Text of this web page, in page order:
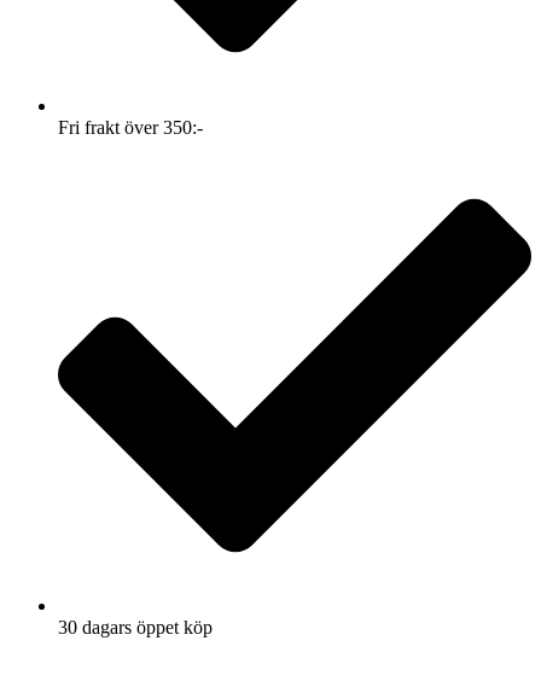
Fri frakt över 350:-
30 dagars öppet köp